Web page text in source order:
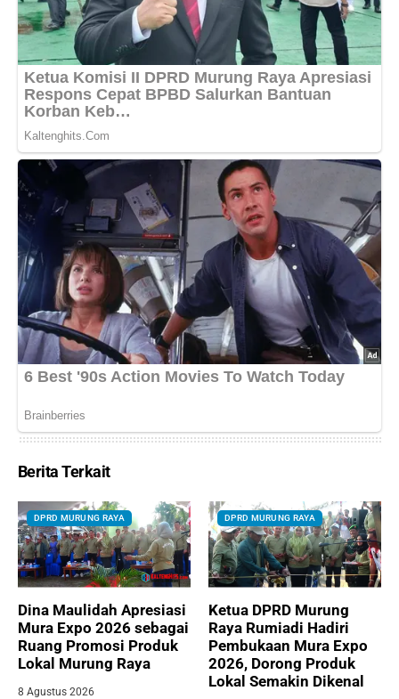
Berita Terkait
DPRD MURUNG RAYA
Dina Maulidah Apresiasi
Mura Expo 2026 sebagai
Ruang Promosi Produk
Lokal Murung Raya
8 Agustus 2026
DPRD MURUNG RAYA
Ketua DPRD Murung
Raya Rumiadi Hadiri
Pembukaan Mura Expo
2026, Dorong Produk
Lokal Semakin Dikenal